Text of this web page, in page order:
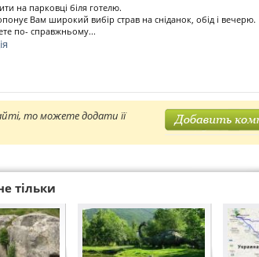
на парковці біля готелю.
Вам широкий вибір страв на сніданок, обід і вечерю.
по- справжньому...
то можете додати її
тільки